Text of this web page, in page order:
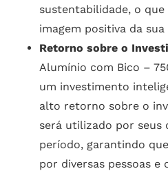
sustentabilidade, o
imagem positiva da sua
Retorno sobre o
Alumínio com Bico –
um investimento
alto retorno sobre o
será utilizado por seus
período, garantindo
por diversas pessoas e